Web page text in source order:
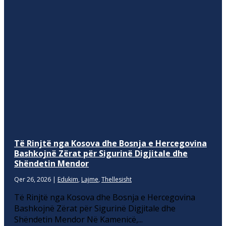
Të Rinjtë nga Kosova dhe Bosnja e Hercegovina
Bashkojnë Zërat për Sigurinë Digjitale dhe
Shëndetin Mendor
Qer 26, 2026 | Edukim, Lajme, Thellesisht
Të Rinjtë nga Kosova dhe Bosnja e Hercegovina
Bashkojnë Zërat për Sigurinë Digjitale dhe
Shëndetin Mendor Në Kamenicë,...